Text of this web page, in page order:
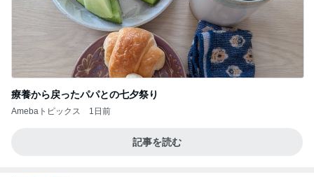
療養から戻ったパパとの七夕祭り
Amebaトピックス 1日前
記事を読む